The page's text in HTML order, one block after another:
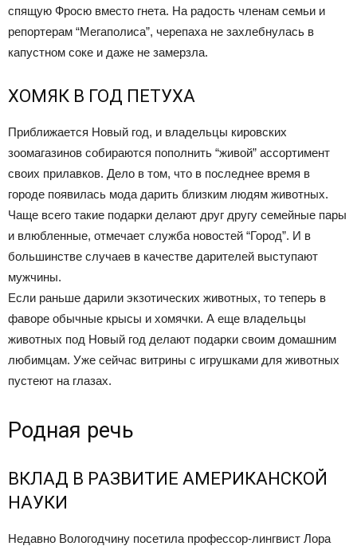
спящую Фросю вместо гнета. На радость членам семьи и
репортерам “Мегаполиса”, черепаха не захлебнулась в
капустном соке и даже не замерзла.
ХОМЯК В ГОД ПЕТУХА
Приближается Новый год, и владельцы кировских
зоомагазинов собираются пополнить “живой” ассортимент
своих прилавков. Дело в том, что в последнее время в
городе появилась мода дарить близким людям животных.
Чаще всего такие подарки делают друг другу семейные пары
и влюбленные, отмечает служба новостей “Город”. И в
большинстве случаев в качестве дарителей выступают
мужчины.
Если раньше дарили экзотических животных, то теперь в
фаворе обычные крысы и хомячки. А еще владельцы
животных под Новый год делают подарки своим домашним
любимцам. Уже сейчас витрины с игрушками для животных
пустеют на глазах.
Родная речь
ВКЛАД В РАЗВИТИЕ АМЕРИКАНСКОЙ
НАУКИ
Недавно Вологодчину посетила профессор-лингвист Лора